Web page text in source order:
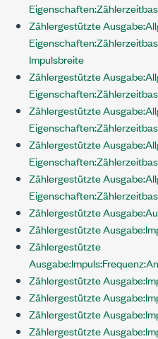
Zählergestützte
Impulsbreite
Zählergestützte
Zählergestützte
Zählergestützte
Zählergestützte
Zählergestützte
Zählergestützte
Zählergestützte
Zählergestützte
Zählergestützte
Zählergestützte
Zählergestützte